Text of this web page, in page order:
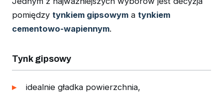
pomiędzy tynkiem gipsowym a tynkiem
cementowo-wapiennym.
Tynk gipsowy
idealnie gładka powierzchnia,